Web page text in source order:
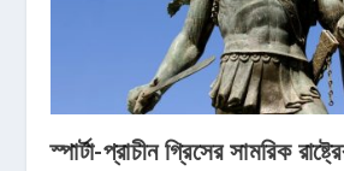
স্পার্টা-প্রাচীন গ্রিসের সামরিক